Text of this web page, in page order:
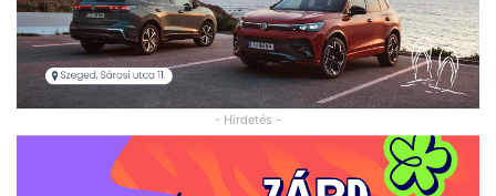
- Hirdetés -